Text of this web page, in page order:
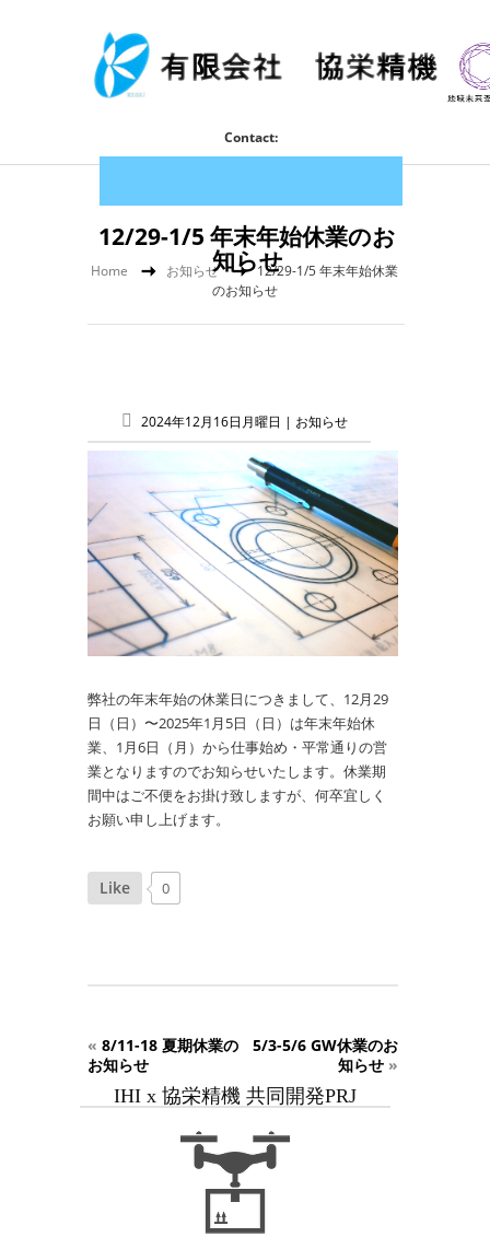
Contact:
Home お知らせ
12/29-1/5 年末年始休業
のお知らせ
12/29-1/5 年末年始休業のお
知らせ
2024年12月16日月曜日 | お知らせ
弊社の年末年始の休業日につきまして、12月29
日（日）〜2025年1月5日（日）は年末年始休
業、1月6日（月）から仕事始め・平常通りの営
業となりますのでお知らせいたします。休業期
間中はご不便をお掛け致しますが、何卒宜しく
お願い申し上げます。
Like 0
« 8/11-18 夏期休業の
お知らせ
5/3-5/6 GW休業のお
知らせ »
IHI x 協栄精機 共同開発PRJ